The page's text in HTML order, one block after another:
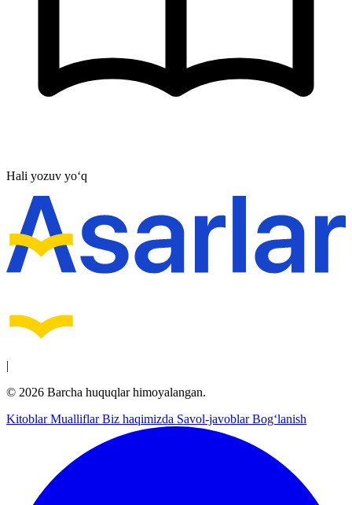
Hali yozuv yo‘q
|
© 2026 Barcha huquqlar himoyalangan.
KitoblarMualliflarBiz haqimizda Savol-javoblarBog‘lanish